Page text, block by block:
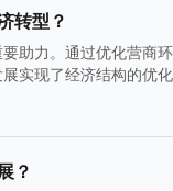
转型？
助力。通过优化营商
实现了经济结构的优
？